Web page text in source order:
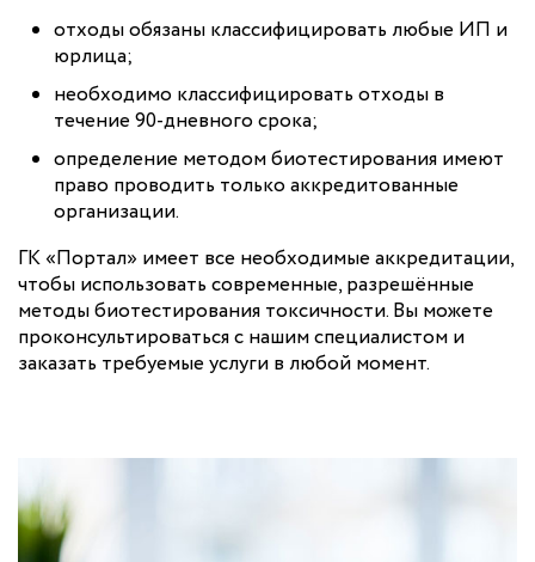
отходы обязаны классифицировать любые ИП и
юрлица;
необходимо классифицировать отходы в
течение 90-дневного срока;
определение методом биотестирования имеют
право проводить только аккредитованные
организации.
ГК «Портал» имеет все необходимые аккредитации,
чтобы использовать современные, разрешённые
методы биотестирования токсичности. Вы можете
проконсультироваться с нашим специалистом и
заказать требуемые услуги в любой момент.